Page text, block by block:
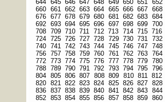
644 645 646 647 648 649 650 651 652
660 661 662 663 664 665 666 667 668
676 677 678 679 680 681 682 683 684
692 693 694 695 696 697 698 699 700
708 709 710 711 712 713 714 715 716
724 725 726 727 728 729 730 731 732
740 741 742 743 744 745 746 747 748
756 757 758 759 760 761 762 763 764
772 773 774 775 776 777 778 779 780
788 789 790 791 792 793 794 795 796
804 805 806 807 808 809 810 811 812
820 821 822 823 824 825 826 827 828
836 837 838 839 840 841 842 843 844
852 853 854 855 856 857 858 859 860